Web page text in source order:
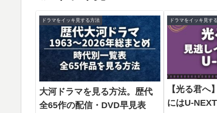
ドラマをイッキ見する方法
大河ドラマを見る方法。歴代
全65作の配信・DVD早見表
ドラマをイッキ見す
【光る君へ
にはU-